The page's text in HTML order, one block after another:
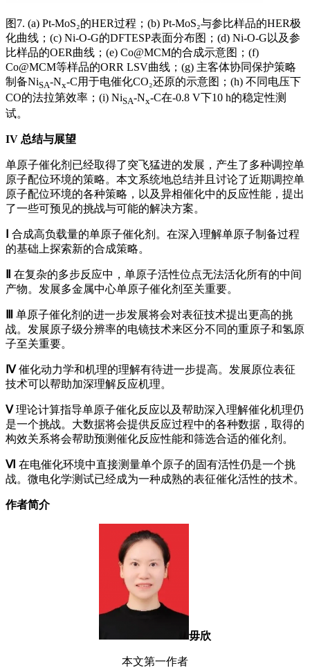
图7. (a) Pt-MoS₂的HER过程；(b) Pt-MoS₂与参比样品的HER极
化曲线；(c) Ni-O-G的DFTESP表面分布图；(d) Ni-O-G以及参
比样品的OER曲线；(e) Co@MCM的合成示意图；(f)
Co@MCM等样品的ORR LSV曲线；(g) 主客体协同保护策略
制备NiSA-Nx-C用于电催化CO₂还原的示意图；(h) 不同电压下
CO的法拉第效率；(i) NiSA-Nx-C在-0.8 V下10 h的稳定性测
试。
IV 总结与展望
单原子催化剂已经取得了突飞猛进的发展，产生了多种调控单
原子配位环境的策略。本文系统地总结并且讨论了近期调控单
原子配位环境的各种策略，以及异相催化中的反应性能，提出
了一些可预见的挑战与可能的解决方案。
合成高负载量的单原子催化剂。在深入理解单原子制备过程
的基础上探索新的合成策略。
在复杂的多步反应中，单原子活性位点无法活化所有的中间
产物。发展多金属中心单原子催化剂至关重要。
单原子催化剂的进一步发展将会对表征技术提出更高的挑
战。发展原子级分辨率的电镜技术来区分不同的重原子和氢原
子至关重要。
Ⅳ 催化动力学和机理的理解有待进一步提高。发展原位表征
技术可以帮助加深理解反应机理。
Ⅴ理论计算指导单原子催化反应以及帮助深入理解催化机理仍
是一个挑战。大数据将会提供反应过程中的各种数据，取得的
构效关系将会帮助预测催化反应性能和筛选合适的催化剂。
Ⅵ 在电催化环境中直接测量单个原子的固有活性仍是一个挑
战。微电化学测试已经成为一种成熟的表征催化活性的技术。
作者简介
毋欣
本文第一作者